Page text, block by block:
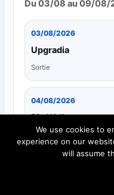
Du 03/08 au 09/08/
03/08/2026
Upgradia
Sortie
04/08/2026
Big Walk
Sortie
We use cookies to
experience on our
will assume